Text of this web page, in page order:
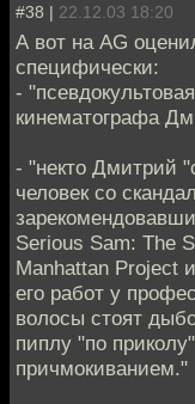
#38 | 22.12.03 18:20
А вот на AG
специфически:
-
кинематографа
- "некто Дмитрий
человек со
Serious Sam: The
Manhattan Project
его работ у
волосы стоят
пиплу "по
причмокиванием."